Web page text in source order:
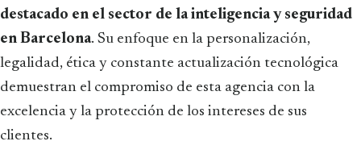
destacado en el sector de la inteligencia y seguridad
en Barcelona. Su enfoque en la personalización,
legalidad, ética y constante actualización tecnológica
demuestran el compromiso de esta agencia con la
excelencia y la protección de los intereses de sus
clientes.